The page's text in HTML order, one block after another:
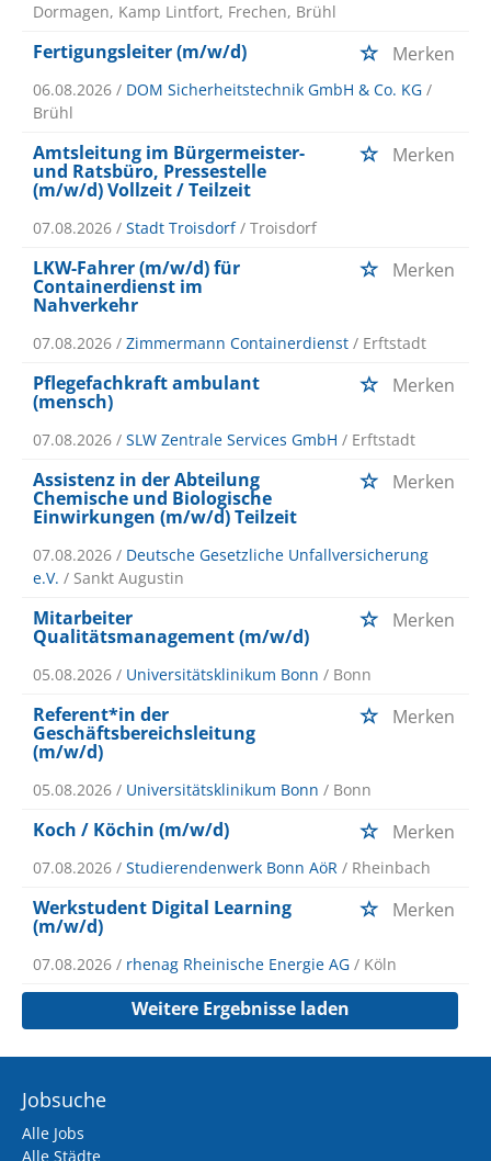
Dormagen, Kamp Lintfort, Frechen, Brühl
Fertigungsleiter (m/w/d) Merken
06.08.2026 / DOM Sicherheitstechnik GmbH & Co. KG /
Brühl
Amtsleitung im Bürgermeister-
und Ratsbüro, Pressestelle
(m/w/d) Vollzeit / Teilzeit
Merken
07.08.2026 / Stadt Troisdorf / Troisdorf
LKW-Fahrer (m/w/d) für
Containerdienst im
Nahverkehr
Merken
07.08.2026 / Zimmermann Containerdienst / Erftstadt
Pflegefachkraft ambulant
(mensch)
Merken
07.08.2026 / SLW Zentrale Services GmbH / Erftstadt
Assistenz in der Abteilung
Chemische und Biologische
Einwirkungen (m/w/d) Teilzeit
Merken
07.08.2026 / Deutsche Gesetzliche Unfallversicherung
e.V. / Sankt Augustin
Mitarbeiter
Qualitätsmanagement (m/w/d)
Merken
05.08.2026 / Universitätsklinikum Bonn / Bonn
Referent*in der
Geschäftsbereichsleitung
(m/w/d)
Merken
05.08.2026 / Universitätsklinikum Bonn / Bonn
Koch / Köchin (m/w/d) Merken
07.08.2026 / Studierendenwerk Bonn AöR / Rheinbach
Werkstudent Digital Learning
(m/w/d)
Merken
07.08.2026 / rhenag Rheinische Energie AG / Köln
Weitere Ergebnisse laden
Jobsuche
Alle Jobs
Alle Städte